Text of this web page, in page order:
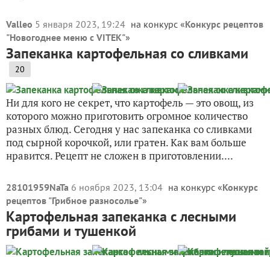
Valleo 5 января 2023, 19:24 на конкурс «Конкурс рецептов
"Новогоднее меню с VITEK"»
Запеканка картофельная со сливками
20
Ни для кого не секрет, что картофель — это овощ, из
которого можно приготовить огромное количество
разных блюд. Сегодня у нас запеканка со сливками
под сырной корочкой, или гратен. Как вам больше
нравится. Рецепт не сложен в приготовлении....
28101959NaTa 6 ноября 2023, 13:04 на конкурс «Конкурс
рецептов "Грибное разносолье"»
Картофельная запеканка с лесными
грибами и тушенкой